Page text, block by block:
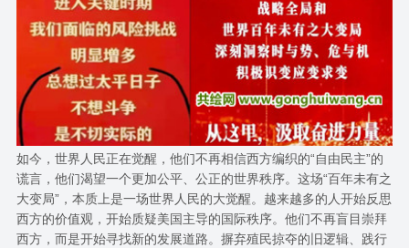
如今，世界人民正在觉醒，他们不再相信西方编织的“自由民主”的
谎言，他们渴望一个更加公平、公正的世界秩序。这场“百年未有之
大变局”，本质上是一场世界人民的大觉醒。越来越多的人开始反思
西方的价值观，开始质疑美国主导的国际秩序。他们不再盲目崇拜
西方，而是开始寻找新的发展道路。摒弃殖民掠夺的旧逻辑、践行